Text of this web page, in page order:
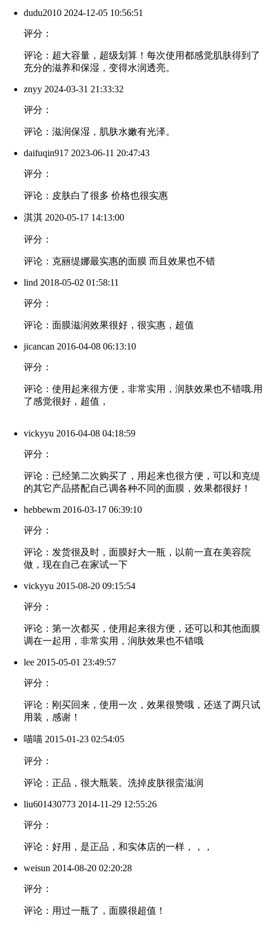
dudu2010 2024-12-05 10:56:51
评分：
评论：超大容量，超级划算！每次使用都感觉肌肤得到了
充分的滋养和保湿，变得水润透亮。
znyy 2024-03-31 21:33:32
评分：
评论：滋润保湿，肌肤水嫩有光泽。
daifuqin917 2023-06-11 20:47:43
评分：
评论：皮肤白了很多 价格也很实惠
淇淇 2020-05-17 14:13:00
评分：
评论：克丽缇娜最实惠的面膜 而且效果也不错
lind 2018-05-02 01:58:11
评分：
评论：面膜滋润效果很好，很实惠，超值
jicancan 2016-04-08 06:13:10
评分：
评论：使用起来很方便，非常实用，润肤效果也不错哦.用
了感觉很好，超值，
vickyyu 2016-04-08 04:18:59
评分：
评论：已经第二次购买了，用起来也很方便，可以和克缇
的其它产品搭配自己调各种不同的面膜，效果都很好！
hebbewm 2016-03-17 06:39:10
评分：
评论：发货很及时，面膜好大一瓶，以前一直在美容院
做，现在自己在家试一下
vickyyu 2015-08-20 09:15:54
评分：
评论：第一次都买，使用起来很方便，还可以和其他面膜
调在一起用，非常实用，润肤效果也不错哦
lee 2015-05-01 23:49:57
评分：
评论：刚买回来，使用一次，效果很赞哦，还送了两只试
用装，感谢！
喵喵 2015-01-23 02:54:05
评分：
评论：正品，很大瓶装。洗掉皮肤很蛮滋润
liu601430773 2014-11-29 12:55:26
评分：
评论：好用，是正品，和实体店的一样，，，
weisun 2014-08-20 02:20:28
评分：
评论：用过一瓶了，面膜很超值！